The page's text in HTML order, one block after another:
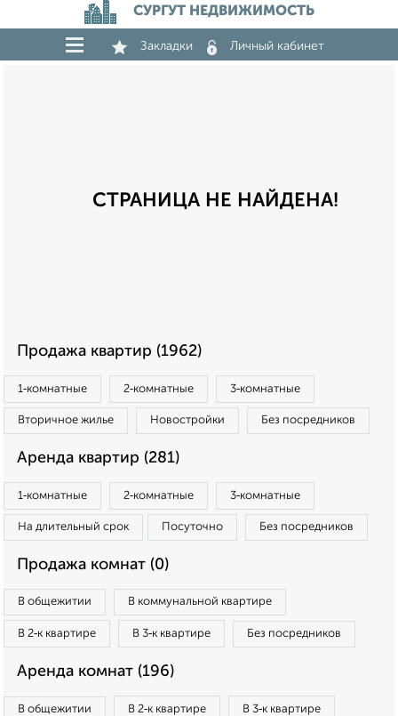
СУРГУТ НЕДВИЖИМОСТЬ
Закладки Личный кабинет
СТРАНИЦА НЕ НАЙДЕНА!
Продажа квартир (1962)
1‑комнатные 2‑комнатные 3‑комнатные
Вторичное жилье Новостройки Без посредников
Аренда квартир (281)
1‑комнатные 2‑комнатные 3‑комнатные
На длительный срок Посуточно Без посредников
Продажа комнат (0)
В общежитии В коммунальной квартире
В 2‑к квартире В 3‑к квартире Без посредников
Аренда комнат (196)
В общежитии В 2‑к квартире В 3‑к квартире